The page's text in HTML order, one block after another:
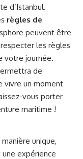
d’Istanbul.
règles de
peuvent être
les règles
votre journée.
de
vivre un moment
vous porter
maritime !
unique,
une expérience